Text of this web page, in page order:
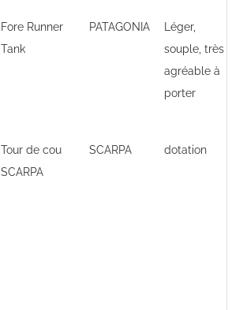
Fore Runner
Tank
PATAGONIA
Léger,
souple, très
agréable à
porter
Tour de cou
SCARPA
SCARPA dotation